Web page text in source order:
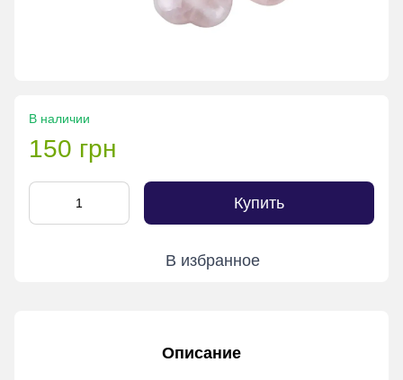
В наличии
150 грн
Купить
В избранное
Описание